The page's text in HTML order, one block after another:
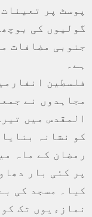
پوسٹ پر
گولیوں کی
جنوبی مضافات
ہے۔
فلسطین
مجاہدوں نے
المقدس میں
کو نشانہ
رمضان کے ماہ
پر کئی بار
کیا۔ مسجد کی
نمازءیوں تک